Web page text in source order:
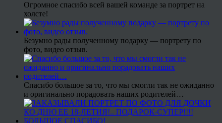
Огромное спасибо всей вашей команде за портрет на
холсте!
Безумно рады полученному подарку — портрету по
фото, видео отзыв.
Спасибо большое за то, что мы смогли так не ожиданно
и оригинально порадовать наших родителей…